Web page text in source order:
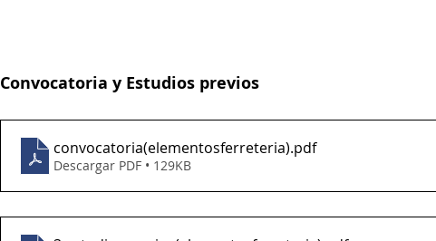
Convocatoria y Estudios previos
convocatoria(elementosferreteria).pdf
Descargar PDF • 129KB